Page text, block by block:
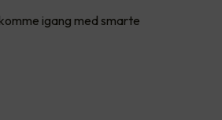
igang med smarte